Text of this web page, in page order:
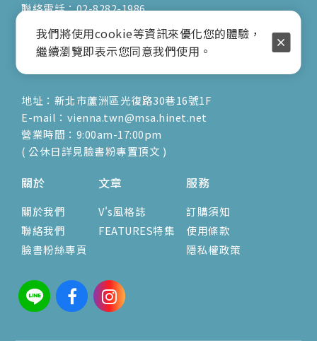
聯絡電話：02-8282-1986
行動電話：0917-904-677
( 客服陳小姐 )
地址：新北市蘆洲區光復路30巷16號1F
E-mail：vienna.twn@msa.hinet.net
營業時間：9:00am-17:00pm
( 公休日詳見臉書粉專置頂文 )
關於
關於我們
聯絡我們
臉書粉絲專頁
文章
V's風格誌
FEATURES特集
服務
訂購須知
使用條款
隱私權政策
我們將使用cookie等資訊來優化您的體驗，
繼續瀏覽即表示您同意我們使用。